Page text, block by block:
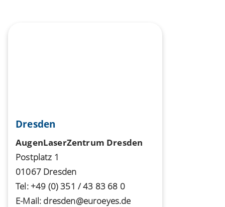
Dresden
AugenLaserZentrum Dresden
Postplatz 1
01067 Dresden
Tel: +49 (0) 351 / 43 83 68 0
E-Mail: dresden@euroeyes.de